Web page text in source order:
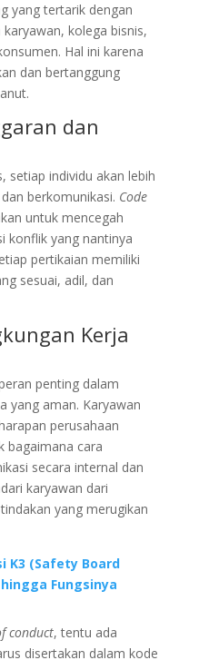
yang tertarik dengan
kolega bisnis,
Hal ini karena
dan bertanggung
dan
setiap individu akan lebih
berkomunikasi. Code
untuk mencegah
konflik yang nantinya
pertikaian memiliki
sesuai, adil, dan
Kerja
penting dalam
yang aman. Karyawan
perusahaan
bagaimana cara
secara internal dan
karyawan dari
yang merugikan
K3 (Safety Board
Fungsinya
conduct, tentu ada
disertakan dalam kode